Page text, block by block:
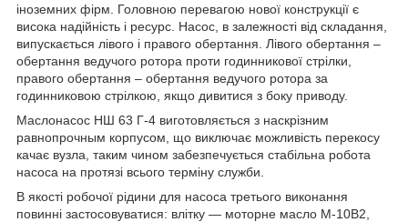
іноземних фірм. Головною перевагою нової конструкції є
висока надійність і ресурс. Насос, в залежності від складання,
випускається лівого і правого обертання. Лівого обертання –
обертання ведучого ротора проти годинникової стрілки,
правого обертання – обертання ведучого ротора за
годинниковою стрілкою, якщо дивитися з боку приводу.
Маслонасос НШ 63 Г-4 виготовляється з наскрізним
равнопрочным корпусом, що виключає можливість перекосу
качає вузла, таким чином забезпечується стабільна робота
насоса на протязі всього терміну служби.
В якості робочої рідини для насоса третього виконання
повинні застосовуватися: влітку — моторне масло М-10В2,